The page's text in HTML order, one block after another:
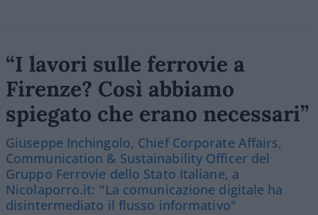
“I lavori sulle ferrovie a
Firenze? Così abbiamo
spiegato che erano necessari”
Giuseppe Inchingolo, Chief Corporate Affairs,
Communication & Sustainability Officer del
Gruppo Ferrovie dello Stato Italiane, a
Nicolaporro.it: "La comunicazione digitale ha
disintermediato il flusso informativo"